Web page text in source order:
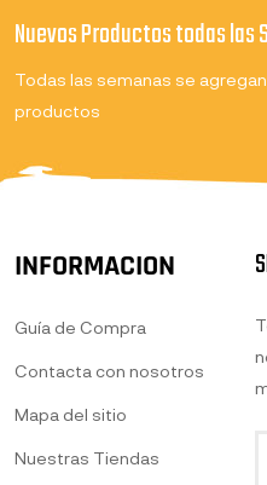
Nuevos Productos todas las
Todas las semanas se
productos
INFORMACION
Guía de Compra
Contacta con nosotros
Mapa del sitio
Nuestras Tiendas